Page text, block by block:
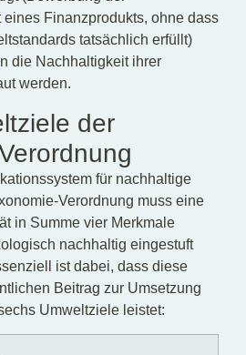
Finanzprodukts, ohne dass
tatsächlich erfüllt)
die Nachhaltigkeit ihrer
werden.
der
für nachhaltige
Verordnung muss eine
in Summe vier Merkmale
nachhaltig eingestuft
ist dabei, dass diese
Beitrag zur Umsetzung
Umweltziele leistet: